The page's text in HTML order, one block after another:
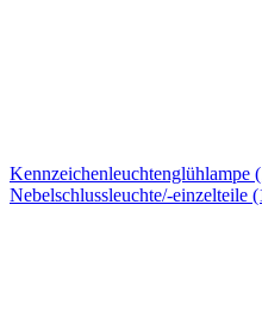
Kennzeichenleuchtenglühlampe
Nebelschlussleuchte/-einzelteile